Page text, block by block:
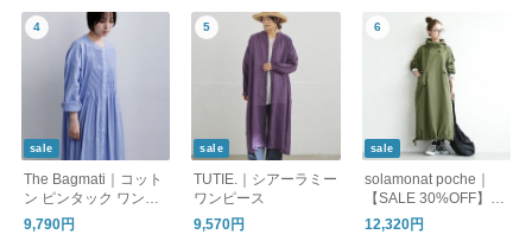
ピ】
sale
The Bagmati｜コット
ン ピンタック ワンピ
ース am26s10
9,790円
sale
TUTIE.｜シアーラミー
ワンピース
9,570円
sale
solamonat poche｜
【SALE 30%OFF】ヘ
リンボン サルベージ
パーカーワンピース p
12,320円